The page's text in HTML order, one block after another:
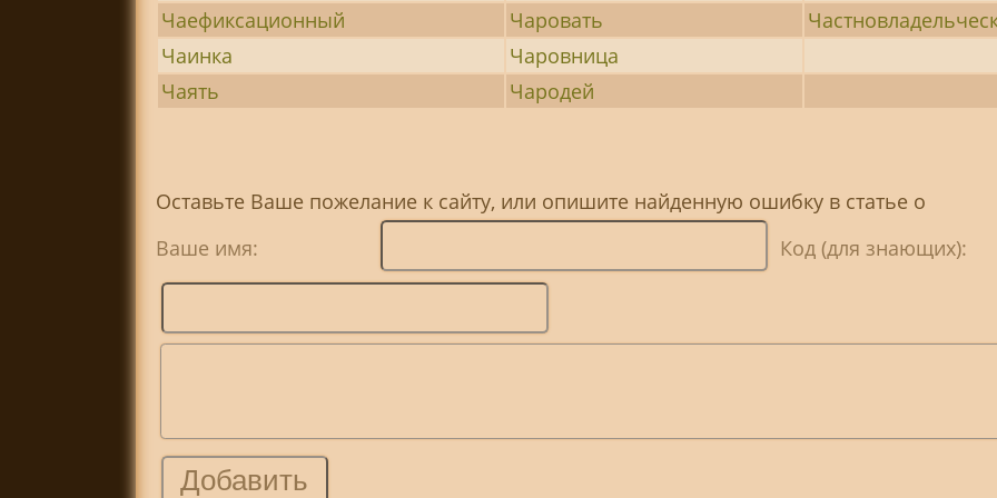
Чаефиксационный Чаровать
Чаинка
Чаровница
Чаять
Чародей
Оставьте Ваше пожелание к сайту, или опишите найденную ошибку в статье о
Ваше имя:
Код (для знающих):